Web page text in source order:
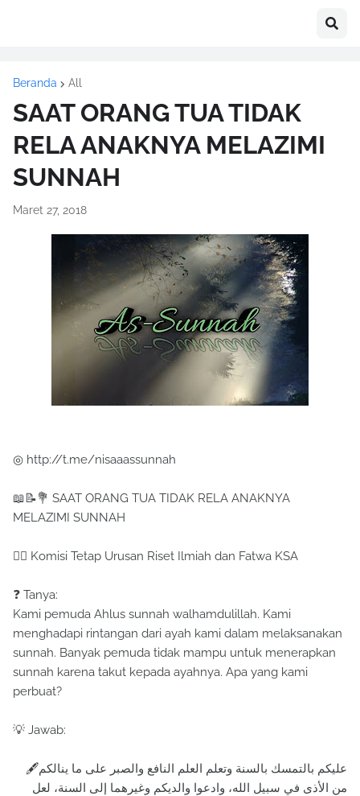
Beranda All
SAAT ORANG TUA TIDAK
RELA ANAKNYA MELAZIMI
SUNNAH
Maret 27, 2018
◎ http://t.me/nisaaassunnah
📖📝💐 SAAT ORANG TUA TIDAK RELA ANAKNYA
MELAZIMI SUNNAH
✍🏻 Komisi Tetap Urusan Riset Ilmiah dan Fatwa KSA
❓ Tanya:
Kami pemuda Ahlus sunnah walhamdulillah. Kami
menghadapi rintangan dari ayah kami dalam melaksanakan
sunnah. Banyak pemuda tidak mampu untuk menerapkan
sunnah karena takut kepada ayahnya. Apa yang kami
perbuat?
💡 Jawab:
🖋عليكم بالتمسك بالسنة وتعلم العلم النافع والصبر على ما ينالكم
من الأذى في سبيل الله، وادعوا والديكم وغيرهما إلى السنة، لعل